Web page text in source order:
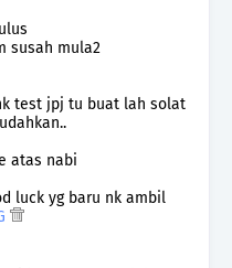
susah mula2
test jpj tu buat lah solat
atas nabi
luck yg baru nk ambil